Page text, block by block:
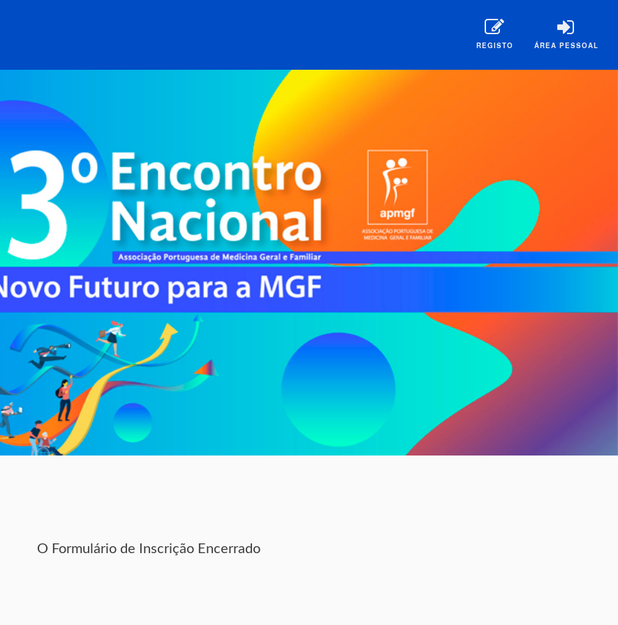
REGISTO ÁREA PESSOAL
O Formulário de Inscrição Encerrado